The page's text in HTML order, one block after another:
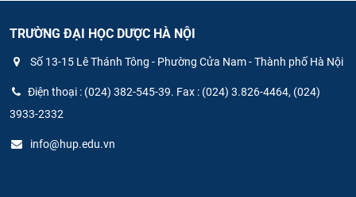
TRƯỜNG ĐẠI HỌC DƯỢC HÀ NỘI
Số 13-15 Lê Thánh Tông - Phường Cửa Nam - Thành phố Hà Nội
Điện thoại : (024) 382-545-39. Fax : (024) 3.826-4464, (024)
3933-2332
info@hup.edu.vn